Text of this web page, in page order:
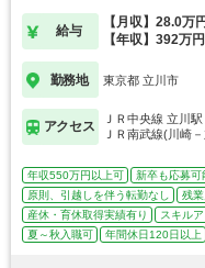
給与
【月収】28.0万円
【年収】392万
勤務地 東京都 立川市
アクセス
ＪＲ中央線 立川駅
ＪＲ南武線(川崎
年収550万円以上可 新卒も応募可
原則、引越しを伴う転勤なし
残
産休・育休取得実績有り
スキル
夏～秋入職可
年間休日120日以上